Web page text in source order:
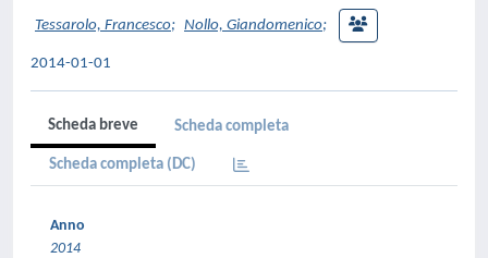
Tessarolo, Francesco; Nollo, Giandomenico;
2014-01-01
Scheda breve Scheda completa
Scheda completa (DC)
Anno
2014